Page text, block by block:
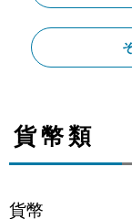
貨幣類
貨幣